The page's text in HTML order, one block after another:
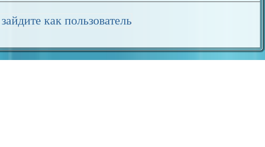
зайдите как пользователь